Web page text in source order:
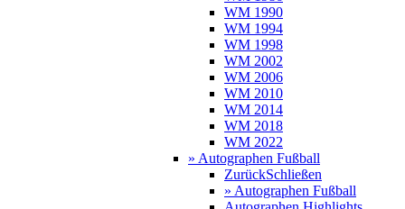
WM 1990
WM 1994
WM 1998
WM 2002
WM 2006
WM 2010
WM 2014
WM 2018
WM 2022
» Autographen Fußball
ZurückSchließen
» Autographen Fußball